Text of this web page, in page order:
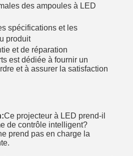
des ampoules à LED
spécifications et les
produit
et de réparation
est dédiée à fournir un
et à assurer la satisfaction
Ce projecteur à LED prend-il
de contrôle intelligent?
prend pas en charge la